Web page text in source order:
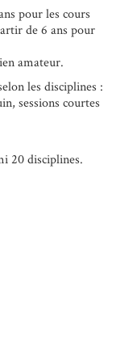
pour les cours
de 6 ans pour
amateur.
les disciplines :
sessions courtes
20 disciplines.